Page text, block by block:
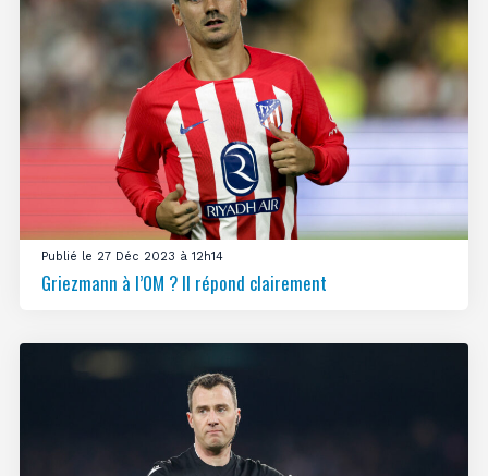
Publié le 27 Déc 2023 à 12h14
Griezmann à l’OM ? Il répond clairement